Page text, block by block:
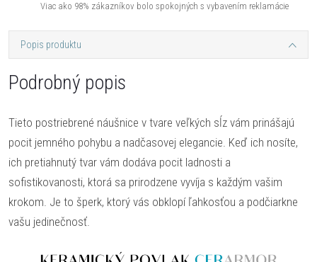
Viac ako 98% zákazníkov bolo spokojných s vybavením reklamácie
Popis produktu
Podrobný popis
Tieto postriebrené náušnice v tvare veľkých sĺz vám prinášajú
pocit jemného pohybu a nadčasovej elegancie. Keď ich nosíte,
ich pretiahnutý tvar vám dodáva pocit ladnosti a
sofistikovanosti, ktorá sa prirodzene vyvíja s každým vašim
krokom. Je to šperk, ktorý vás obklopí ľahkosťou a podčiarkne
vašu jedinečnosť.